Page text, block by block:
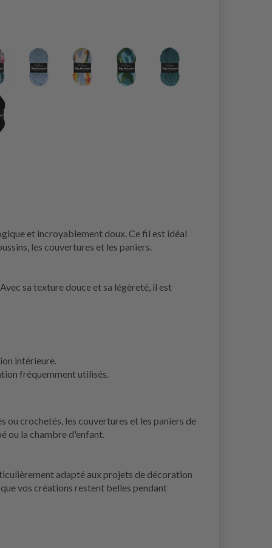
et incroyablement doux. Ce fil est idéal
les couvertures et les paniers.
sa texture douce et sa légèreté, il est
intérieure.
fréquemment utilisés.
crochetés, les couvertures et les paniers de
ou la chambre d'enfant.
adapté aux projets de décoration
vos créations restent belles pendant